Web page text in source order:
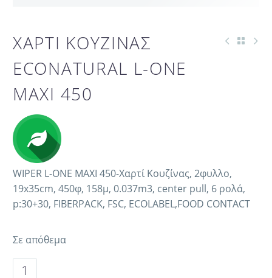
ΧΑΡΤΙ ΚΟΥΖΙΝΑΣ
ECONATURAL L-ONE
MAXI 450
WIPER L-ONE MAXI 450-Χαρτί Κουζίνας, 2φυλλο,
19x35cm, 450φ, 158μ, 0.037m3, center pull, 6 ρολά,
p:30+30, FIBERPACK, FSC, ECOLABEL,FOOD CONTACT
Σε απόθεμα